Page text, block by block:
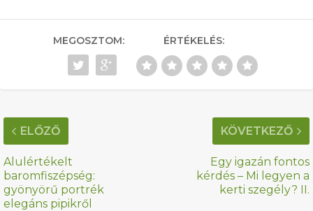
MEGOSZTOM: ÉRTÉKELÉS:
ELŐZŐ
Alulértékelt
baromfiszépség:
gyönyörű portrék
elegáns pipikről
KÖVETKEZŐ
Egy igazán fontos
kérdés – Mi legyen a
kerti szegély? II.